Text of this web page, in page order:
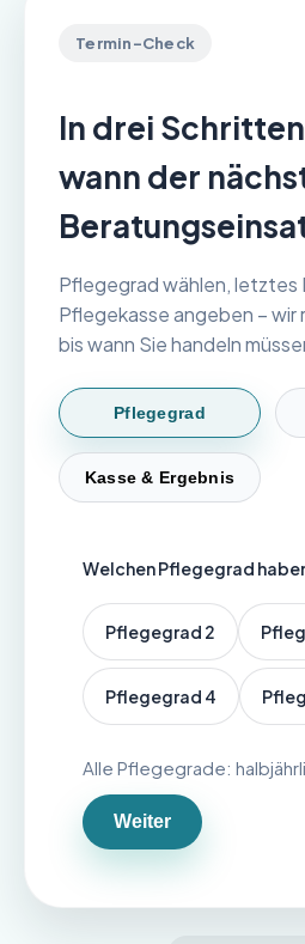
Termin-Check
In drei
wann der
Pflegegrad wählen, letztes
Pflegekasse angeben – wir
bis wann Sie handeln
Pflegegrad
Kasse & Ergebnis
Welchen Pflegegrad
Pflegegrad 2
Pflegegrad 4
Alle Pflegegrade:
Weiter